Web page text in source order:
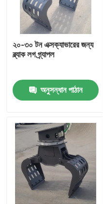
পণ্য
২০-৩০ টন এক্সক্যাভারের জন্য
ব্ল্যাক লগ গ্র্যাপল
অনুসন্ধান পাঠান